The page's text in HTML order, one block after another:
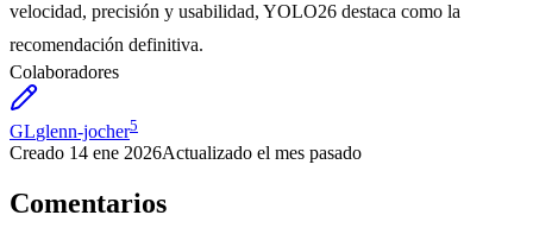
velocidad, precisión y usabilidad, YOLO26 destaca como la
recomendación definitiva.
Colaboradores
GLglenn-jocher5
Creado 14 ene 2026Actualizado el mes pasado
Comentarios